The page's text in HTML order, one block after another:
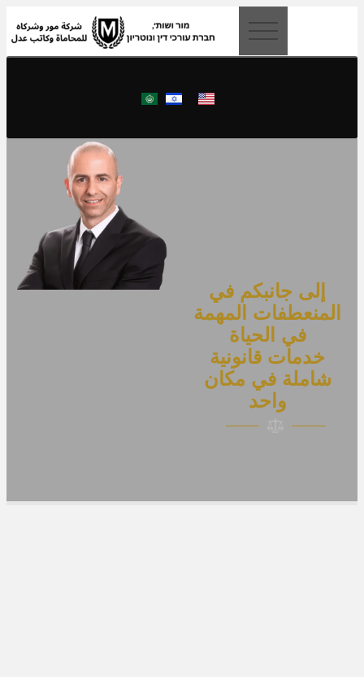
إلى جانبكم في
المنعطفات المهمة
في الحياة
خدمات قانونية
شاملة في مكان
واحد